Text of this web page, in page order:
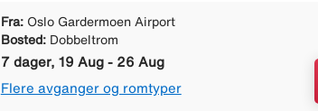
Fra: Oslo Gardermoen Airport
Bosted: Dobbeltrom
7 dager, 19 Aug - 26 Aug
Flere avganger og romtyper